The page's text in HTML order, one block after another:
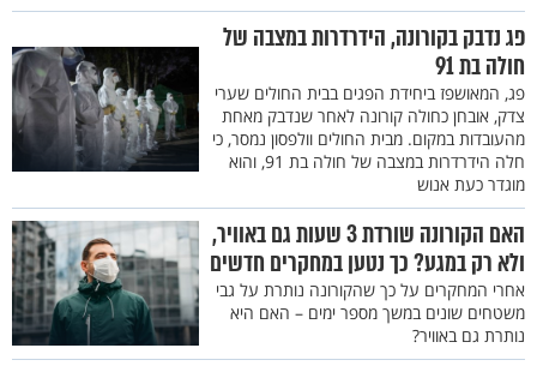
פג נדבק בקורונה, הידרדרות במצבה של
חולה בת 91
פג, המאושפז ביחידת הפגים בבית החולים שערי
צדק, אובחן כחולה קורונה לאחר שנדבק מאחת
מהעובדות במקום. מבית החולים וולפסון נמסר, כי
חלה הידרדרות במצבה של חולה בת 91, והוא
מוגדר כעת אנוש
האם הקורונה שורדת 3 שעות גם באוויר,
ולא רק במגע? כך נטען במחקרים חדשים
אחרי המחקרים על כך שהקורונה נותרת על גבי
משטחים שונים במשך מספר ימים – האם היא
נותרת גם באוויר?